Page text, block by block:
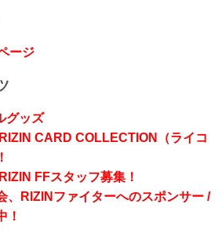
ージ
グッズ
CARD COLLECTION（ライコ
FFスタッフ募集！
RIZINファイターへのスポンサー /
！